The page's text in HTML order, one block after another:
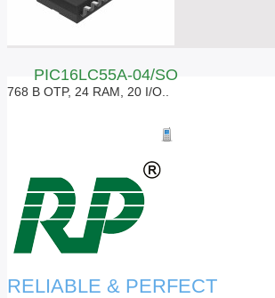
PIC16LC55A-04/SO
768 B OTP, 24 RAM, 20 I/O..
RELIABLE & PERFECT